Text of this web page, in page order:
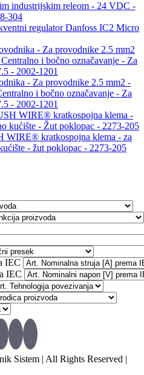
industrijskim releom - 24 VDC -
304
Danfoss IC2 Micro
- Za provodnike 2.5 mm2 -
i bočno označavanje - Za
- 2002-1201
WIRE® kratkospojna klema - za
- žut poklopac - 2273-205
IEC
IEC
Sistem | All Rights Reserved |